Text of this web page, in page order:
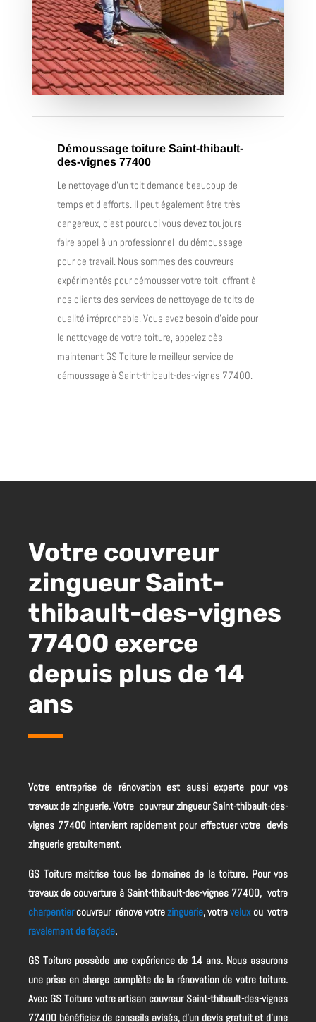
Démoussage toiture Saint-thibault-
des-vignes 77400
Le nettoyage d’un toit demande beaucoup de
temps et d’efforts. Il peut également être très
dangereux, c’est pourquoi vous devez toujours
faire appel à un professionnel du démoussage
pour ce travail. Nous sommes des couvreurs
expérimentés pour démousser votre toit, offrant à
nos clients des services de nettoyage de toits de
qualité irréprochable. Vous avez besoin d’aide pour
le nettoyage de votre toiture, appelez dès
maintenant GS Toiture le meilleur service de
démoussage à Saint-thibault-des-vignes 77400.
Votre couvreur
zingueur Saint-
thibault-des-vignes
77400 exerce
depuis plus de 14
ans
Votre entreprise de rénovation est aussi experte pour vos
travaux de zinguerie. Votre couvreur zingueur Saint-thibault-des-
vignes 77400 intervient rapidement pour effectuer votre devis
zinguerie gratuitement.
GS Toiture maitrise tous les domaines de la toiture. Pour vos
travaux de couverture à Saint-thibault-des-vignes 77400, votre
charpentiercouvreur rénove votrezinguerie, votreveluxou votre
ravalement de façade.
GS Toiture possède une expérience de 14 ans. Nous assurons
une prise en charge complète de la rénovation de votre toiture.
Avec GS Toiture votre artisan couvreur Saint-thibault-des-vignes
77400 bénéficiez de conseils avisés, d’un devis gratuit et d’une